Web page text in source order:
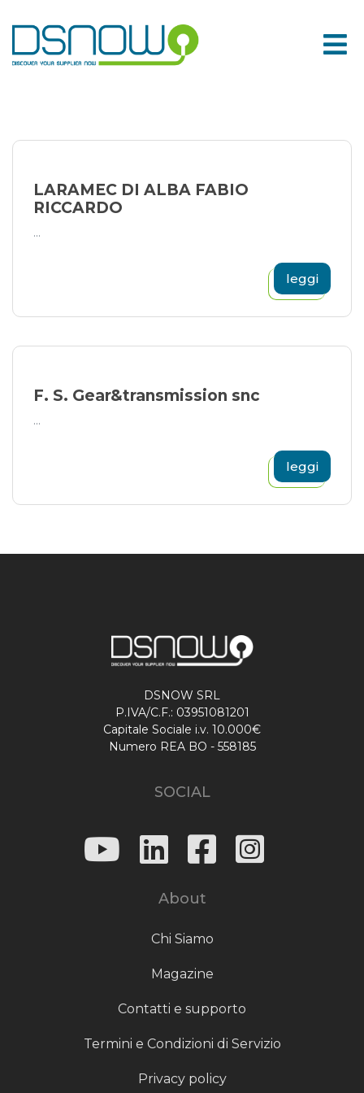
to
content
LARAMEC DI ALBA FABIO
RICCARDO
...
leggi
F. S. Gear&transmission snc
...
leggi
DSNOW SRL
P.IVA/C.F.: 03951081201
Capitale Sociale i.v. 10.000€
Numero REA BO - 558185
SOCIAL
About
Chi Siamo
Magazine
Contatti e supporto
Termini e Condizioni di Servizio
Privacy policy